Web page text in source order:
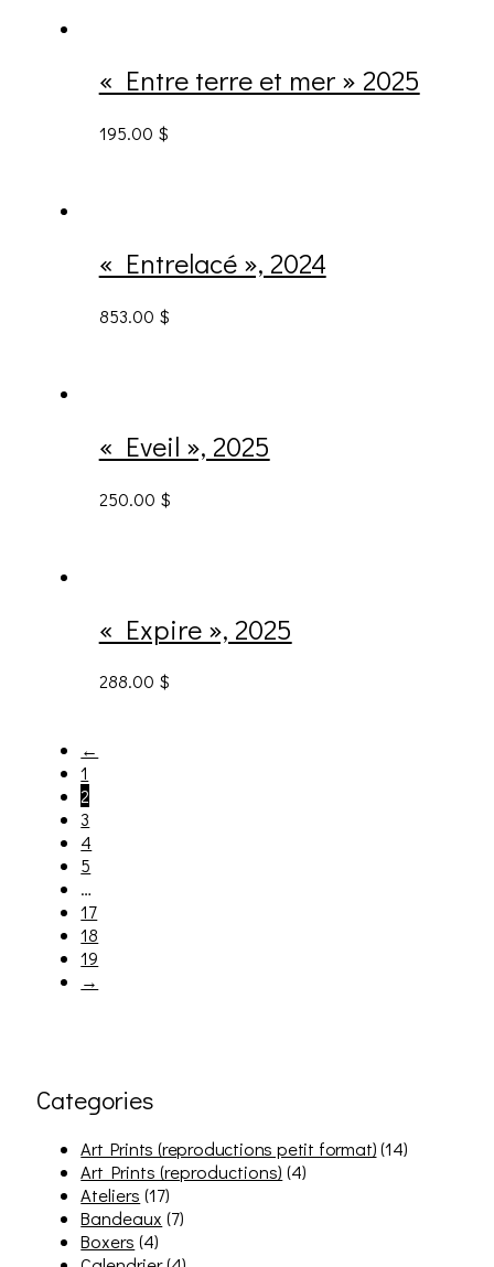
Categories
Art Prints (reproductions petit format) (14)
Art Prints (reproductions) (4)
Ateliers (17)
Bandeaux (7)
Boxers (4)
« Entre terre et mer » 2025
195.00 $
« Entrelacé », 2024
853.00 $
« Eveil », 2025
250.00 $
« Expire », 2025
288.00 $
←
1
2
3
4
5
…
17
18
19
→